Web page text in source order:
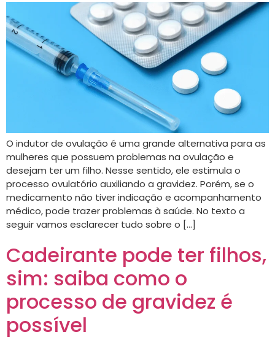
O indutor de ovulação é uma grande alternativa para as
mulheres que possuem problemas na ovulação e
desejam ter um filho. Nesse sentido, ele estimula o
processo ovulatório auxiliando a gravidez. Porém, se o
medicamento não tiver indicação e acompanhamento
médico, pode trazer problemas à saúde. No texto a
seguir vamos esclarecer tudo sobre o […]
Cadeirante pode ter filhos,
sim: saiba como o
processo de gravidez é
possível